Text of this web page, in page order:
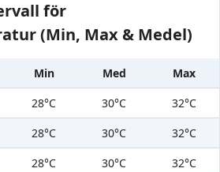
för
(Min, Max & Medel)
Min Med
Max
28°C 30°C
32°C
28°C 30°C
32°C
28°C 30°C
32°C